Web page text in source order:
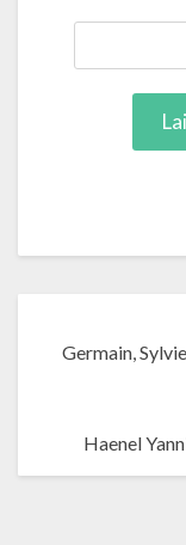
Germain,
Haenel